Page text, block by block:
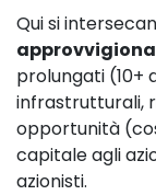
Qui si
prolungati (10+
infrastrutturali,
opportunità
capitale agli
azionisti.